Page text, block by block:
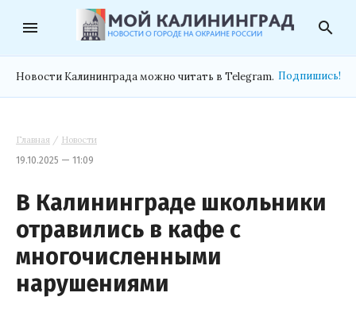
menu search
Новости Калининграда можно читать в Telegram. Подпишись!
Главная / Новости
19.10.2025 — 11:09
В Калининграде школьники
отравились в кафе с
многочисленными
нарушениями